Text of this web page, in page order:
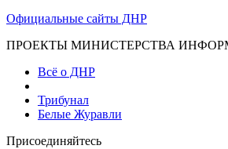
Официальные сайты ДНР
ПРОЕКТЫ МИНИСТЕРСТВА
Всё о ДНР
Трибунал
Белые Журавли
Присоединяйтесь